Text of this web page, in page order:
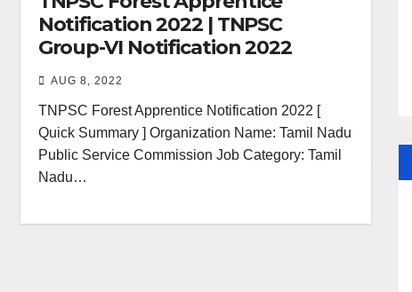
Notification 2022 | TNPSC
Group-VI Notification 2022
AUG 8, 2022
TNPSC Forest Apprentice Notification 2022 [
Quick Summary ] Organization Name: Tamil Nadu
Public Service Commission Job Category: Tamil
Nadu…